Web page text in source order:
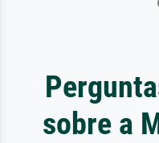
sobre a